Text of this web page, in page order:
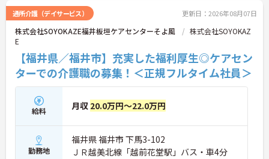
通所介護（デイサービス） 更新日：2026年08月07日
株式会社SOYOKAZE福井板垣ケアセンターそよ風
株式会社SOYOKAZ
E
【福井県／福井市】充実した福利厚生◎ケアセン
ターでの介護職の募集！＜正規フルタイム社員＞
給料 月収 20.0万円～22.0万円
勤務地
福井県 福井市 下馬3-102
ＪＲ越美北線「越前花堂駅」バス・車4分